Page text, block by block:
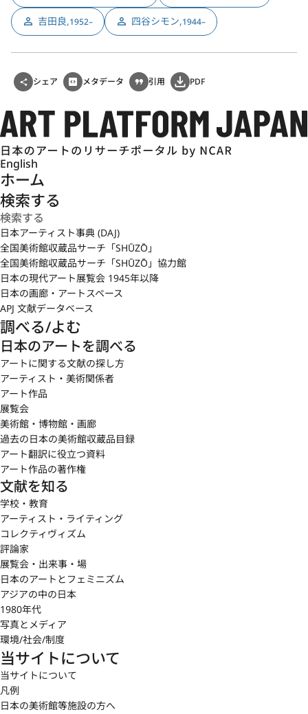
吉田良,1952– 四谷シモン,1944–
シェア メタデータ 引用 PDF
English
ホーム
検索する
日本アーティスト事典 (DAJ)
全国美術館収蔵品サーチ「SHŪZŌ」
全国美術館収蔵品サーチ「SHŪZŌ」協力館
日本の現代アート展覧会 1945年以降
日本の画廊・アートスペース
APJ 文献データベース
調べる/よむ
日本のアートを調べる
アートに関する文献の探し方
アーティスト・美術関係者
アート作品
展覧会
美術館・博物館・画廊
過去の日本の美術館収蔵品目録
アート翻訳に役立つ資料
アート作品の著作権
文献を知る
学校・教育
アーティスト・ライティング
コレクティヴィズム
評論家
展覧会・出来事・場
日本のアートとフェミニズム
アジアの中の日本
1980年代
写真とメディア
環境/社会/制度
当サイトについて
当サイトについて
凡例
日本の美術館等施設の方へ